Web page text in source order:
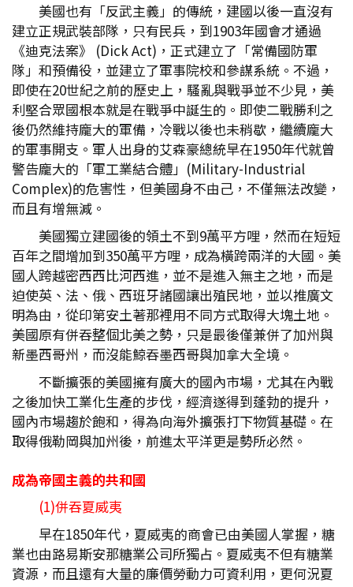
美國也有「反武主義」的傳統，建國以後一直沒有
建立正規武裝部隊，只有民兵，到1903年國會才通過
《迪克法案》 (Dick Act)，正式建立了「常備國防軍
隊」和預備役，並建立了軍事院校和參謀系統。不過，
即使在20世紀之前的歷史上，騷亂與戰爭並不少見，美
利堅合眾國根本就是在戰爭中誕生的。即使二戰勝利之
後仍然維持龐大的軍備，冷戰以後也未稍歇，繼續龐大
的軍事開支。軍人出身的艾森豪總統早在1950年代就曾
警告龐大的「軍工業結合體」(Military-Industrial
Complex)的危害性，但美國身不由己，不僅無法改變，
而且有增無減。
美國獨立建國後的領土不到9萬平方哩，然而在短短
百年之間增加到350萬平方哩，成為橫跨兩洋的大國。美
國人跨越密西西比河西進，並不是進入無主之地，而是
迫使英、法、俄、西班牙諸國讓出殖民地，並以推廣文
明為由，從印第安土著那裡用不同方式取得大塊土地。
美國原有併吞整個北美之勢，只是最後僅兼併了加州與
新墨西哥州，而沒能鯨吞墨西哥與加拿大全境。
不斷擴張的美國擁有廣大的國內市場，尤其在內戰
之後加快工業化生產的步伐，經濟遂得到蓬勃的提升，
國內市場趨於飽和，得為向海外擴張打下物質基礎。在
取得俄勒岡與加州後，前進太平洋更是勢所必然。
成為帝國主義的共和國
(1)併吞夏威夷
早在1850年代，夏威夷的商會已由美國人掌握，糖
業也由路易斯安那糖業公司所獨占。夏威夷不但有糖業
資源，而且還有大量的廉價勞動力可資利用，更何況夏